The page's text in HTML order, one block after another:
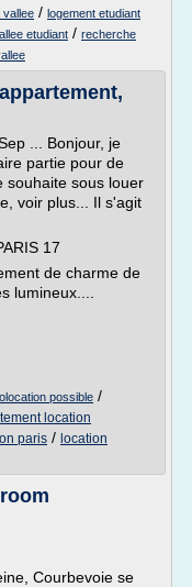
vallee / logement etudiant
etudiant / recherche
... Bonjour, je
partie pour de
souhaite sous louer
voir plus... Il s'agit
17
de charme de
lumineux....
possible /
location
paris / location
Courbevoie se